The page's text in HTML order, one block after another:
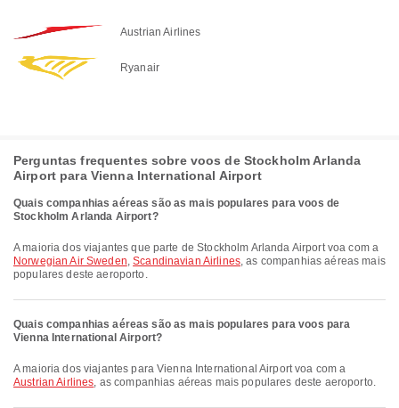
Austrian Airlines
Ryanair
Perguntas frequentes sobre voos de Stockholm Arlanda
Airport para Vienna International Airport
Quais companhias aéreas são as mais populares para voos de
Stockholm Arlanda Airport?
A maioria dos viajantes que parte de Stockholm Arlanda Airport voa com a
Norwegian Air Sweden,Scandinavian Airlines, as companhias aéreas mais
populares deste aeroporto.
Quais companhias aéreas são as mais populares para voos para
Vienna International Airport?
A maioria dos viajantes para Vienna International Airport voa com a
Austrian Airlines, as companhias aéreas mais populares deste aeroporto.